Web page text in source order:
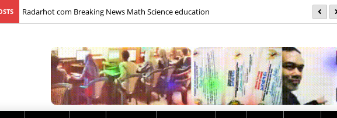
Radarhot com Breaking News Math Science education